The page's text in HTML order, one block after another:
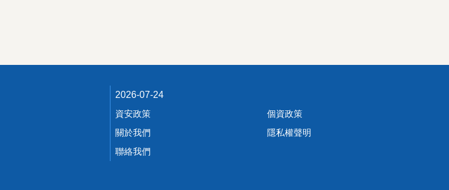
2026-07-24
資安政策
個資政策
關於我們
隱私權聲明
聯絡我們